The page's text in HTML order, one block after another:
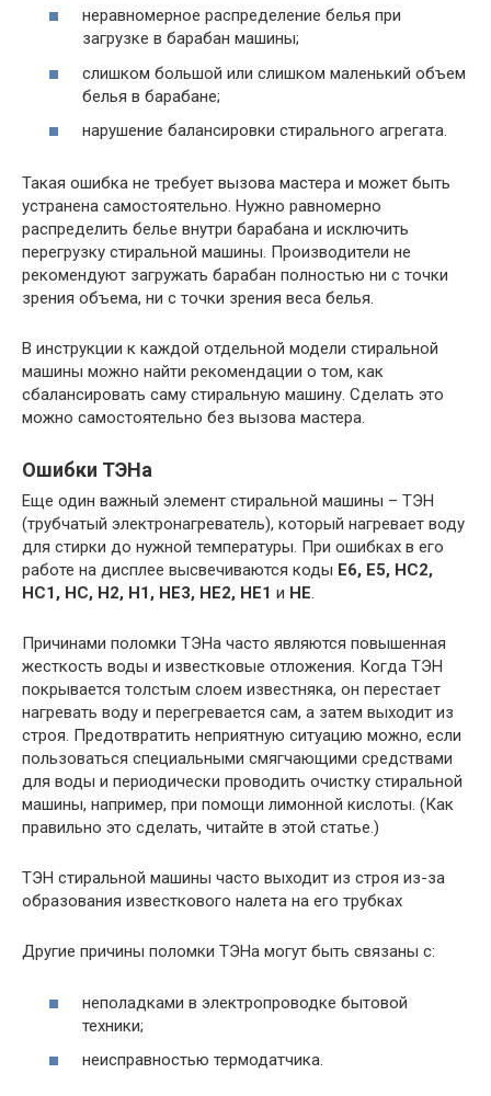
неравномерное распределение белья при
загрузке в барабан машины;
слишком большой или слишком маленький объем
белья в барабане;
нарушение балансировки стирального агрегата.
Такая ошибка не требует вызова мастера и может быть
устранена самостоятельно. Нужно равномерно
распределить белье внутри барабана и исключить
перегрузку стиральной машины. Производители не
рекомендуют загружать барабан полностью ни с точки
зрения объема, ни с точки зрения веса белья.
В инструкции к каждой отдельной модели стиральной
машины можно найти рекомендации о том, как
сбалансировать саму стиральную машину. Сделать это
можно самостоятельно без вызова мастера.
Ошибки ТЭНа
Еще один важный элемент стиральной машины – ТЭН
(трубчатый электронагреватель), который нагревает воду
для стирки до нужной температуры. При ошибках в его
работе на дисплее высвечиваются коды E6, E5, HC2,
HC1, HC, H2, H1, HE3, HE2, HE1 и HE.
Причинами поломки ТЭНа часто являются повышенная
жесткость воды и известковые отложения. Когда ТЭН
покрывается толстым слоем известняка, он перестает
нагревать воду и перегревается сам, а затем выходит из
строя. Предотвратить неприятную ситуацию можно, если
пользоваться специальными смягчающими средствами
для воды и периодически проводить очистку стиральной
машины, например, при помощи лимонной кислоты. (Как
правильно это сделать, читайте в этой статье.)
ТЭН стиральной машины часто выходит из строя из-за
образования известкового налета на его трубках
Другие причины поломки ТЭНа могут быть связаны с:
неполадками в электропроводке бытовой
техники;
неисправностью термодатчика.